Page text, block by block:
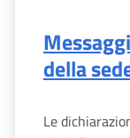
della
Le